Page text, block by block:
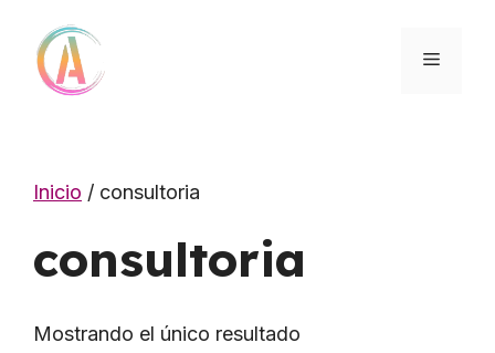
contenido
MENÚ
Inicio / consultoria
consultoria
Mostrando el único resultado